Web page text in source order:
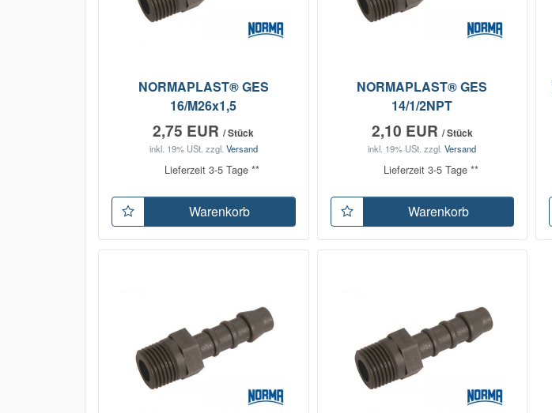
NORMAPLAST® GES
16/M26x1,5
2,75 EUR/ Stück
inkl. 19% USt. zzgl. Versand
Lieferzeit 3-5 Tage **
Warenkorb
NORMAPLAST® GES
14/1/2NPT
2,10 EUR / Stück
inkl. 19% USt. zzgl.Versand
Lieferzeit 3-5 Tage **
Warenkorb